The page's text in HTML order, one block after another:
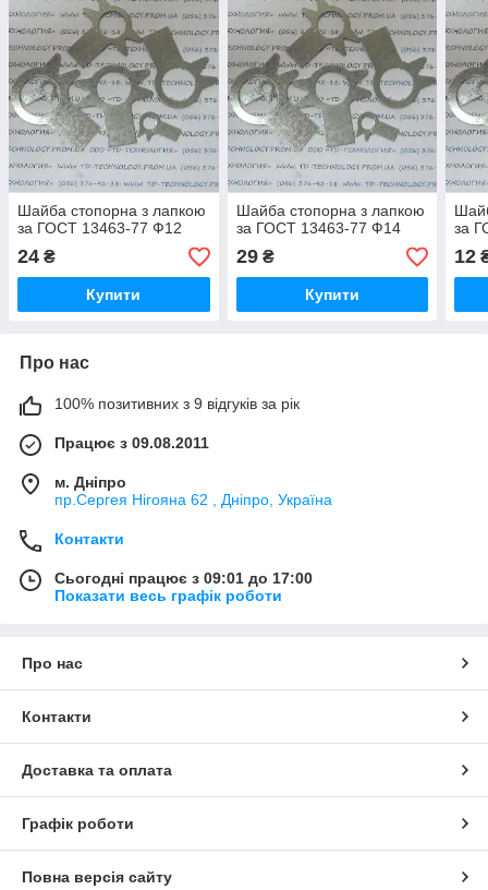
Шайба стопорна з лапкою
за ГОСТ 13463-77 Ф12
24 ₴
Купити
Шайба стопорна з лапкою
за ГОСТ 13463-77 Ф14
29₴
Купити
за
12
Про нас
100% позитивних з 9 відгуків за рік
Працює з 09.08.2011
м. Дніпро
пр.Сергея Нігояна 62 , Дніпро, Україна
Контакти
Сьогодні працює з 09:01 до 17:00
Показати весь графік роботи
Про нас
Контакти
Доставка та оплата
Графік роботи
Повна версія сайту